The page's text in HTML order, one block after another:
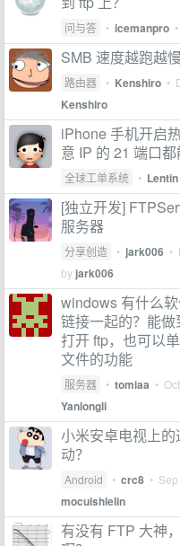
问与答 • icemanpro •
SMB 速度越跑越慢
路由器 • Kenshiro •
Kenshiro
iPhone 手机开启
意 IP 的 21 端口
全球工单系统 • Lentin
[独立开发]
服务器
分享创造 • jark006 •
by jark006
windows 有什么
链接一起的？能
打开 ftp，也可以
文件的功能
服务器 • tomiaa •
Yanlongli
小米安卓电视上
动？
Android • crc8 •
mocuishlelin
有没有 FTP 大神